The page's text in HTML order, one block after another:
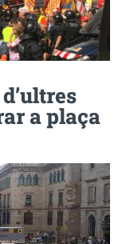
a plaça